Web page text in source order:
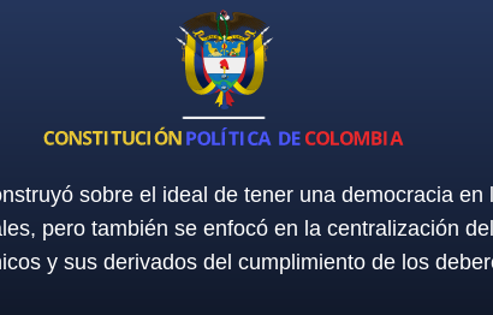
sobre el ideal de tener una democracia
pero también se enfocó en la centralización
y sus derivados del cumplimiento de los